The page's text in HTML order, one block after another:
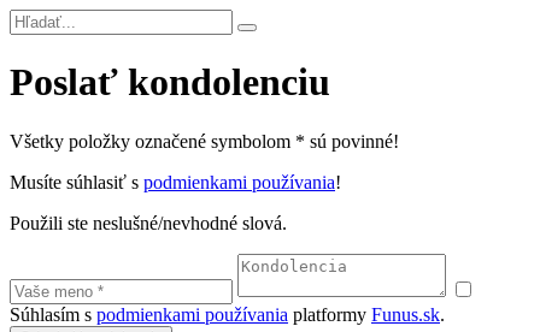
Poslať kondolenciu
Všetky položky označené symbolom * sú povinné!
Musíte súhlasiť s podmienkami používania!
Použili ste neslušné/nevhodné slová.
Súhlasím s podmienkami používania platformy Funus.sk.